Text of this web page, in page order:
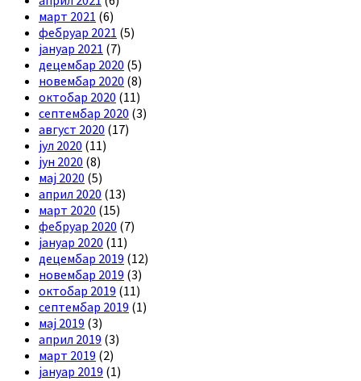
март 2021 (6)
фебруар 2021 (5)
јануар 2021 (7)
децембар 2020 (5)
новембар 2020 (8)
октобар 2020 (11)
септембар 2020 (3)
август 2020 (17)
јул 2020 (11)
јун 2020 (8)
мај 2020 (5)
април 2020 (13)
март 2020 (15)
фебруар 2020 (7)
јануар 2020 (11)
децембар 2019 (12)
новембар 2019 (3)
октобар 2019 (11)
септембар 2019 (1)
мај 2019 (3)
април 2019 (3)
март 2019 (2)
јануар 2019 (1)